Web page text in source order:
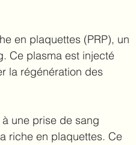
en plaquettes (PRP), un
Ce plasma est injecté
la régénération des
une prise de sang
riche en plaquettes. Ce